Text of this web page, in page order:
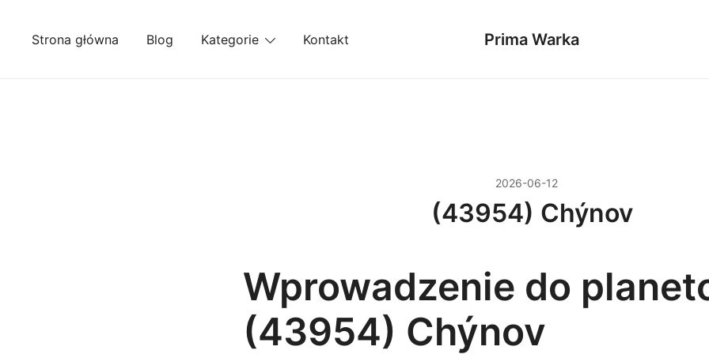
Strona główna Blog Kategorie Kontakt Prima Warka
2026-06-12
(43954) Chýnov
Wprowadzenie do
(43954) Chýnov